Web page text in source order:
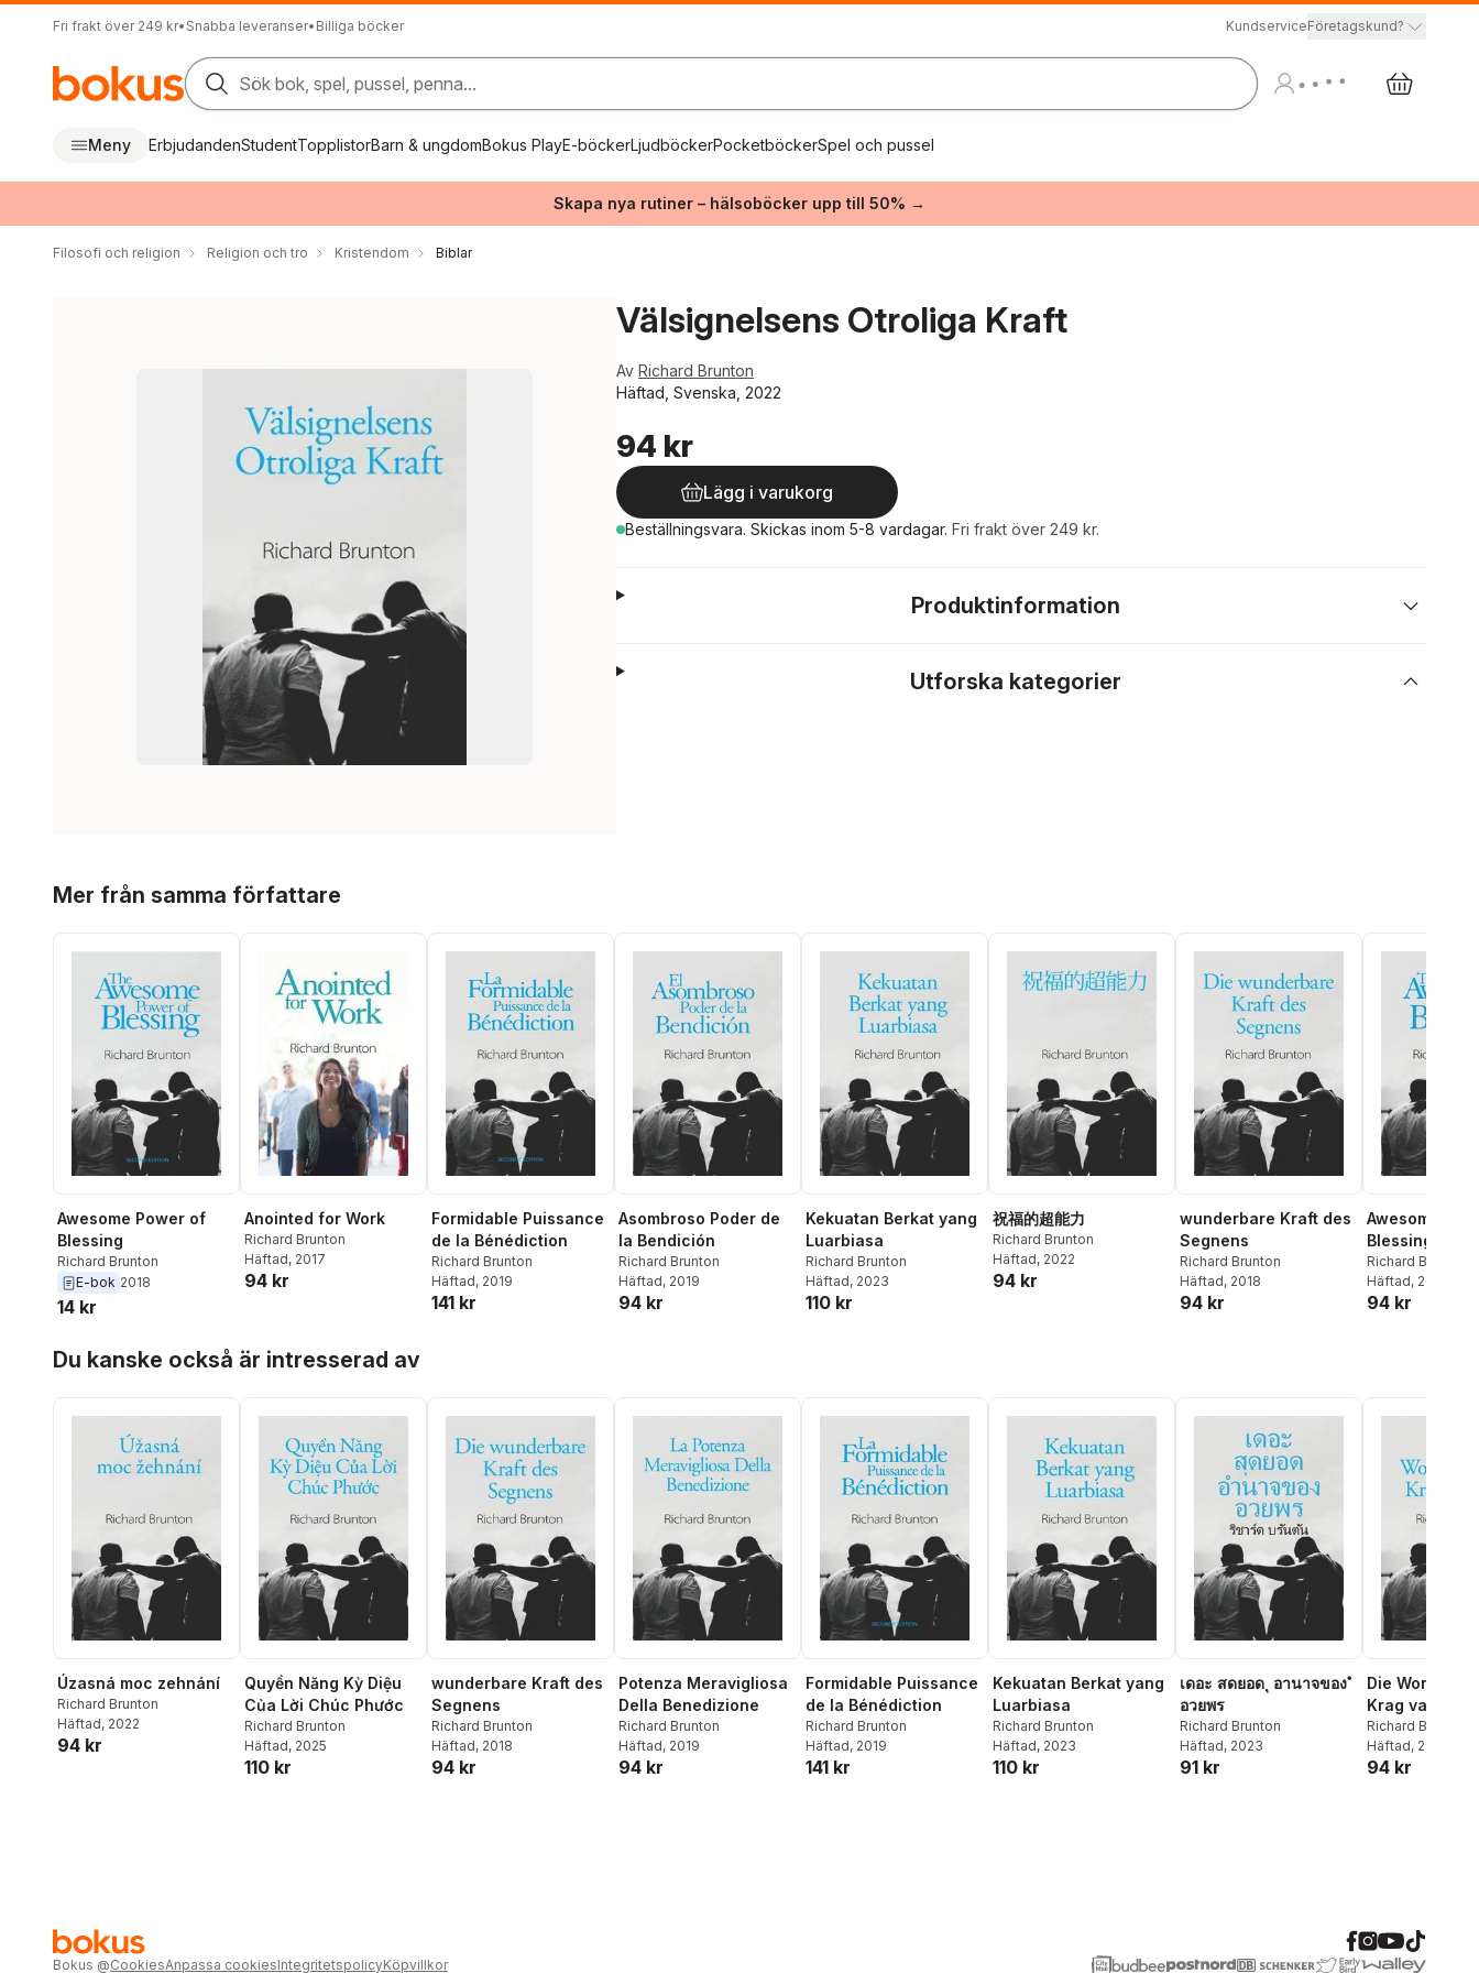
Fri frakt över 249 kr• Snabba leveranser• Billiga böcker KundserviceFöretagskund?
Sök bok, spel, pussel, penna...
Meny ErbjudandenStudentTopplistorBarn & ungdomBokus PlayE-böckerLjudböckerPocketböckerSpel och pussel
Skapa nya rutiner – hälsoböcker upp till 50% →
Filosofi och religion Religion och tro Kristendom Biblar
Välsignelsens Otroliga Kraft
Av Richard Brunton
Häftad, Svenska, 2022
94 kr
Lägg i varukorg
Beställningsvara. Skickas inom 5-8 vardagar. Fri frakt över 249 kr.
Produktinformation
Utforska kategorier
Mer från samma författare
Awesome Power of
Blessing
Richard Brunton
E-bok 2018
14 kr
Anointed for Work
Richard Brunton
Häftad, 2017
94 kr
Formidable Puissance
de la Bénédiction
Richard Brunton
Häftad, 2019
141 kr
Asombroso Poder de
la Bendición
Richard Brunton
Häftad, 2019
94 kr
Kekuatan Berkat yang
Luarbiasa
Richard Brunton
Häftad, 2023
110 kr
祝福的超能力
Richard Brunton
Häftad, 2022
94 kr
wunderbare Kraft des
Segnens
Richard Brunton
Häftad, 2018
94 kr
Awesome
Blessing
Richard Brunton
Häftad, 2018
94 kr
Du kanske också är intresserad av
Úzasná moc zehnání
Richard Brunton
Häftad, 2022
94 kr
Quyền Năng Kỳ Diệu
Của Lời Chúc Phước
Richard Brunton
Häftad, 2025
110 kr
wunderbare Kraft des
Segnens
Richard Brunton
Häftad, 2018
94 kr
Potenza Meravigliosa
Della Benedizione
Richard Brunton
Häftad, 2019
94 kr
Formidable Puissance
de la Bénédiction
Richard Brunton
Häftad, 2019
141 kr
Kekuatan Berkat yang
Luarbiasa
Richard Brunton
Häftad, 2023
110 kr
เดอะ สดยอด ุ อานาจของ ํ
อวยพร
Richard Brunton
Häftad, 2023
91 kr
Die
Krag van
Richard Brunton
Häftad, 2022
94 kr
Bokus @CookiesAnpassa cookiesIntegritetspolicyKöpvillkor